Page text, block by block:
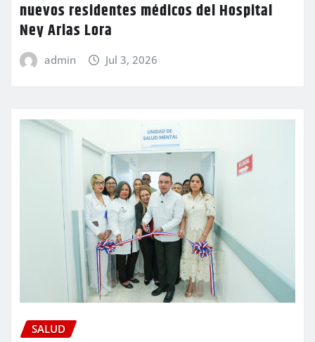
nuevos residentes médicos del Hospital
Ney Arias Lora
admin Jul 3, 2026
SALUD